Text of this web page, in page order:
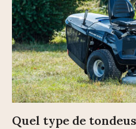
Quel type de